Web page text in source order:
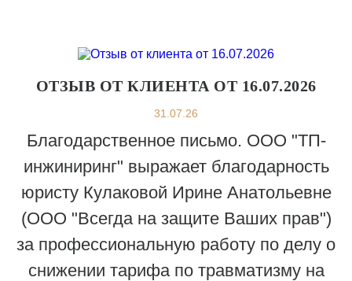
ОТЗЫВ ОТ КЛИЕНТА ОТ 16.07.2026
31.07.26
Благодарственное письмо. ООО "ТП-
инжиниринг" выражает благодарность
юристу Кулаковой Ирине Анатольевне
(ООО "Всегда на защите Ваших прав")
за профессиональную работу по делу о
снижении тарифа по травматизму на